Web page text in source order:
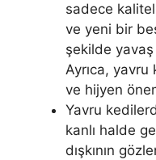
sadece
ve yeni bir
şekilde yavaş
Ayrıca,
ve hijyen
Yavru
kanlı halde
dışkının